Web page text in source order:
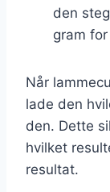
den
gram
Når
lade den
den. Dette
hvilket
resultat.